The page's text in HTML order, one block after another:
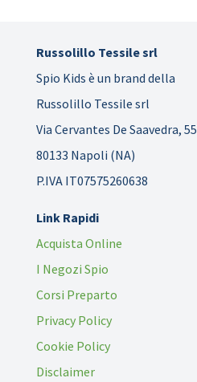
Russolillo Tessile srl
Spio Kids è un brand della
Russolillo Tessile srl
Via Cervantes De Saavedra, 55
80133 Napoli (NA)
P.IVA IT07575260638
Link Rapidi
Acquista Online
I Negozi Spio
Corsi Preparto
Privacy Policy
Cookie Policy
Disclaimer